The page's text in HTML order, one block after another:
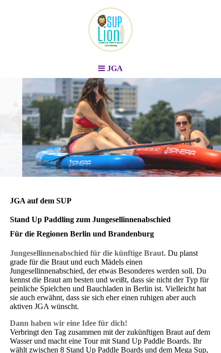
JGA
Stand Up Paddle Board
Vermietung
Berlin & Brandenburg
JGA auf dem SUP
Stand Up Paddling zum Jungesellinnenabschied
Für die Regionen Berlin und Brandenburg
Jungesellinnenabschied für die künftige Braut. Du planst
grade für die Braut und euch Mädels einen
Jungesellinnenabschied, der etwas Besonderes werden soll. Du
kennst die Braut am besten und weißt, dass sie nicht der Typ für
peinliche Spielchen und Bauchladen in Berlin ist. Vielleicht hat
sie auch erwähnt, dass sie sich eher einen ruhigen aber auch
aktiven JGA wünscht.
Dann haben wir eine Idee für dich!
Verbringt den Tag zusammen mit der zukünftigen Braut auf dem
Wasser und macht eine Tour mit Stand Up Paddle Boards. Ihr
wählt zwischen 8 Stand Up Paddle Boards und dem Mega Sup,